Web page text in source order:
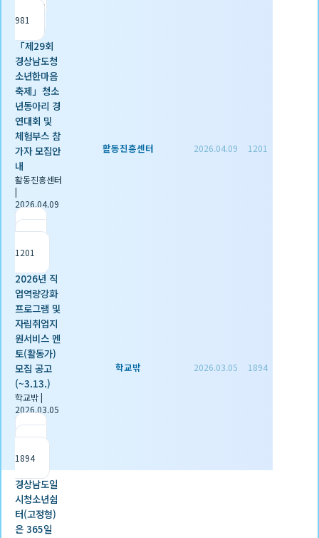
조회
981
「제29회
경상남도청
소년한마음
축제」청소
년동아리 경
연대회 및
체험부스 참
가자 모집안
내
활동진흥센터
|
2026.04.09
|
1201
활동진흥센터 2026.04.09 1201
2026년 직
업역량강화
프로그램 및
자립취업지
원서비스 멘
토(활동가)
모집 공고
(~3.13.)
학교밖|
2026.03.05
|
1894
학교밖 2026.03.05 1894
경상남도일
시청소년쉼
터(고정형)
은 365일